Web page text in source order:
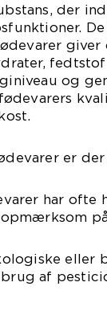
der
og
er
har ofte
eller
af